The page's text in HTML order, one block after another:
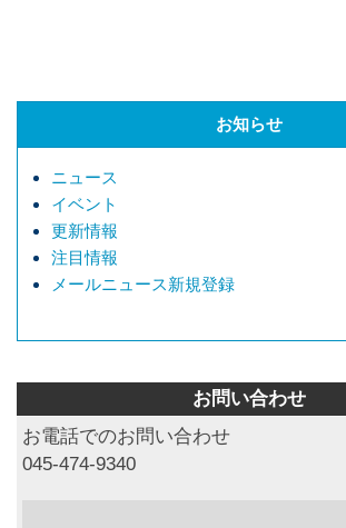
お知らせ
ニュース
イベント
更新情報
注目情報
メールニュース新規登録
お問い合わせ
お電話でのお問い合わせ
045-474-9340